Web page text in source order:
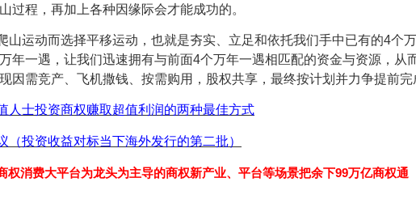
过程，再加上各种因缘际会才能成功的。
山运动而选择平移运动，也就是夯实、立足和依托我们手中已有的4个
年一遇，让我们迅速拥有与前面4个万年一遇相匹配的资金与资源，从
因需竞产、飞机撒钱、按需购用，股权共享，最终按计划并力争提前完
人士投资商权赚取超值利润的两种最佳方式
（投资收益对标当下海外发行的第二批）
权消费大平台为龙头为主导的商权新产业、平台等场景把余下99万亿商权